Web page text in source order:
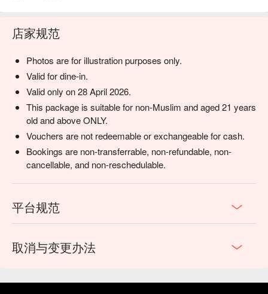
店家规范
Photos are for illustration purposes only.
Valid for dine-in.
Valid only on 28 April 2026.
This package is suitable for non-Muslim and aged 21 years
old and above ONLY.
Vouchers are not redeemable or exchangeable for cash.
Bookings are non-transferrable, non-refundable, non-
cancellable, and non-reschedulable.
平台规范
取消与变更办法